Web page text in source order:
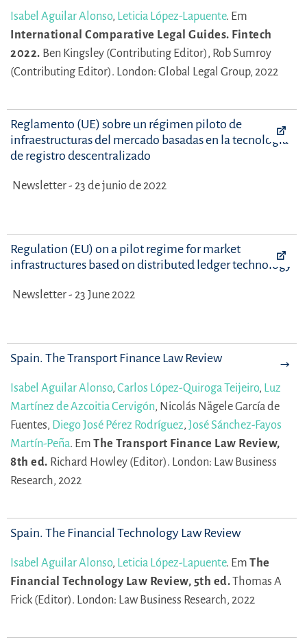
Isabel Aguilar Alonso, Leticia López-Lapuente. Em
International Comparative Legal Guides. Fintech
2022. Ben Kingsley (Contributing Editor), Rob Sumroy
(Contributing Editor). London: Global Legal Group, 2022
Reglamento (UE) sobre un régimen piloto de
infraestructuras del mercado basadas en la tecnología
de registro descentralizado
Newsletter - 23 de junio de 2022
Regulation (EU) on a pilot regime for market
infrastructures based on distributed ledger technology
Newsletter - 23 June 2022
Spain. The Transport Finance Law Review
Isabel Aguilar Alonso, Carlos López-Quiroga Teijeiro, Luz
Martínez de Azcoitia Cervigón, Nicolás Nägele García de
Fuentes, Diego José Pérez Rodríguez, José Sánchez-Fayos
Martín-Peña. Em The Transport Finance Law Review,
8th ed. Richard Howley (Editor). London: Law Business
Research, 2022
Spain. The Financial Technology Law Review
Isabel Aguilar Alonso, Leticia López-Lapuente. Em The
Financial Technology Law Review, 5th ed.Thomas A
Frick (Editor). London: Law Business Research, 2022